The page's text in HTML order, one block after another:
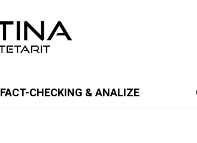
FACT-CHECKING & ANALIZE